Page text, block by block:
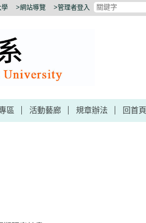
學 >網站導覽 >管理者登入
區 活動藝廊 規章辦法 回首頁